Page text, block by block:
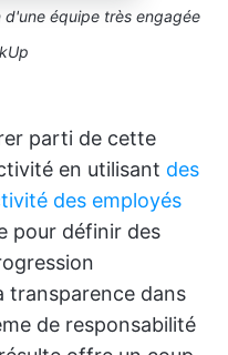
équipe très engagée
parti de cette
en utilisant des
des employés
pour définir des
transparence dans
de responsabilité